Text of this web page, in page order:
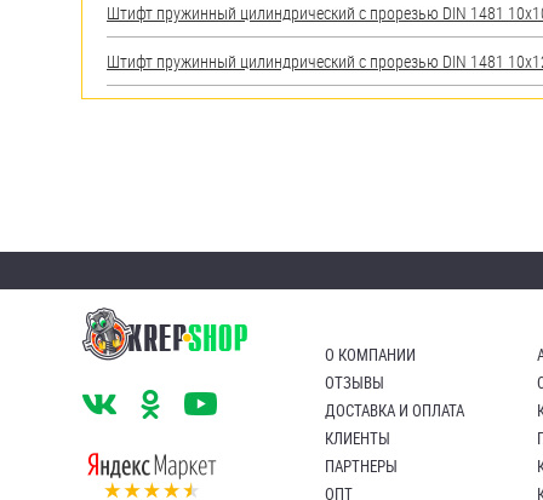
Штифт пружинный цилиндрический с прорезью DIN 1481
Штифт пружинный цилиндрический с прорезью DIN 1481
О КОМПАНИИ
ОТЗЫВЫ
ДОСТАВКА И ОПЛАТА
КЛИЕНТЫ
ПАРТНЕРЫ
ОПТ